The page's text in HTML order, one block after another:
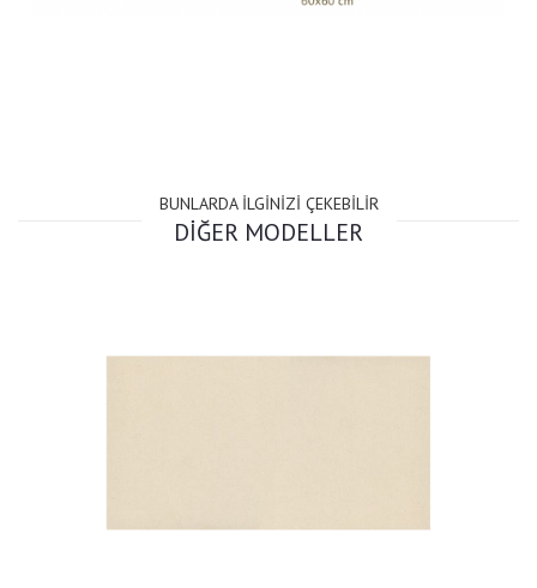
BUNLARDA İLGİNİZİ ÇEKEBİLİR
DİĞER MODELLER